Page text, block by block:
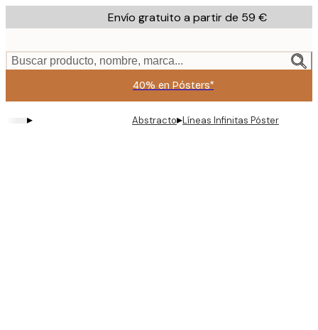
to
content.
Envío gratuito a partir de 59 €
Buscar producto, nombre, marca...
40% en Pósters*
▸ Abstracto▸Líneas Infinitas Póster